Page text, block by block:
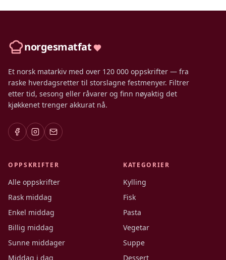
norgesmatfat
Et norsk matarkiv med over 120 000 oppskrifter — fra
raske hverdagsretter til storslagne festmenyer. Filtrer
etter tid, sesong eller råvarer og finn nøyaktig det
kjøkkenet trenger akkurat nå.
OPPSKRIFTER
Alle oppskrifter
Rask middag
Enkel middag
Billig middag
Sunne middager
Middag i dag
KATEGORIER
Kylling
Fisk
Pasta
Vegetar
Suppe
Dessert